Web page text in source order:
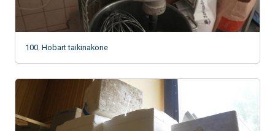
100. Hobart taikinakone